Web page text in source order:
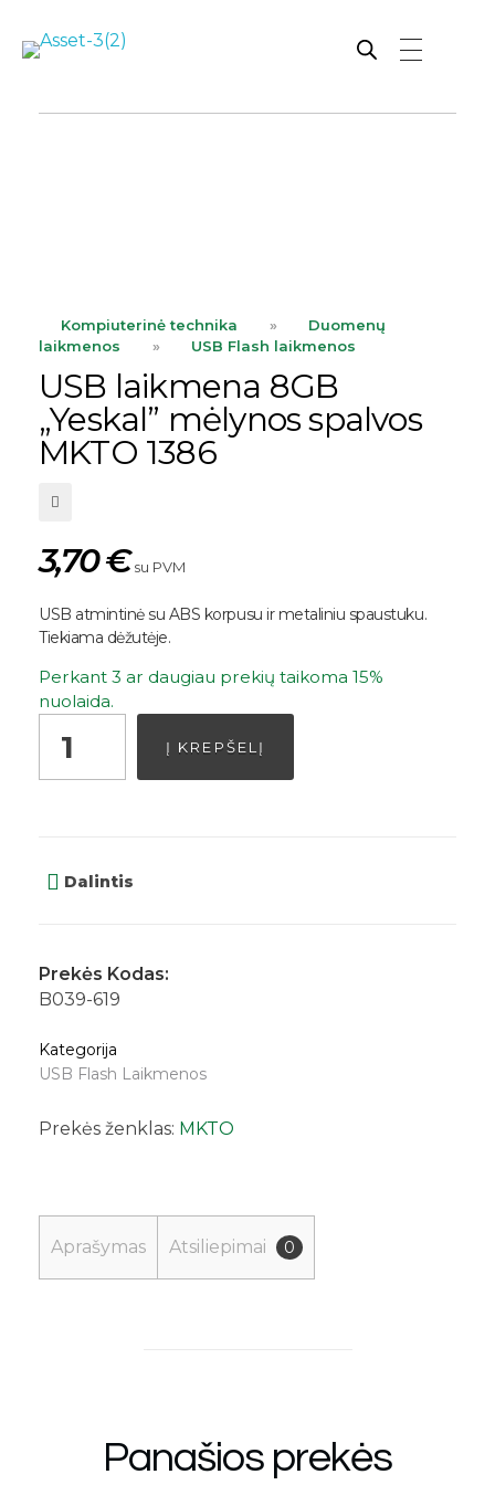
Kompiuterinė technika »
Duomenų
laikmenos
» USB Flash laikmenos
USB laikmena 8GB
„Yeskal” mėlynos spalvos
MKTO 1386
3,70€ su PVM
USB atmintinė su ABS korpusu ir metaliniu spaustuku.
Tiekiama dėžutėje.
Perkant 3 ar daugiau prekių taikoma 15%
nuolaida.
Į KREPŠELĮ
Dalintis
Prekės Kodas:
B039-619
Kategorija
USB Flash Laikmenos
Prekės ženklas: MKTO
Aprašymas Atsiliepimai 0
Panašios prekės